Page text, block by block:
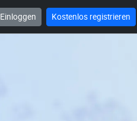
Einloggen Kostenlos registrieren